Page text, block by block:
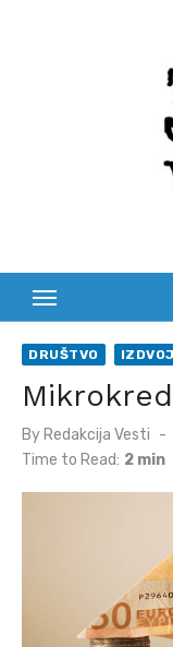
DRUŠTVO
By Redakcija Vesti
Time to Read: 2 min